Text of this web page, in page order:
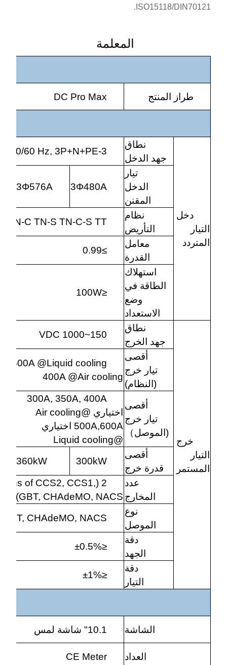
ISO15118/DIN70121.
المعلمة
طراز المنتج DC Pro Max
دخل
التيار
المتردد
نطاق
جهد الدخل
3-phase 400 VAC±10%, 50/60 Hz, 3P+N+PE
تيار
الدخل
المقنن
3Φ480A
3Φ576A
نظام
التأريض
TN-C TN-S TN-C-S TT
معامل
القدرة
≥0.99
استهلاك
الطاقة في
وضع
الاستعداد
≤100W
خرج
التيار
المستمر
نطاق
جهد الخرج
150~1000 VDC
أقصى
تيار خرج
(النظام)
600A @Liquid cooling
400A @Air cooling
أقصى
تيار خرج
(الموصل）
300A, 350A, 400A
اختياري @Air cooling
500A,600A اختياري
@Liquid cooling
أقصى
قدرة خرج
300kW
360kW
عدد
المخارج
of CCS2, CCS1,
GBT, CHAdeMO, NACS)
نوع
الموصل
CHAdeMO, NACS
دقة
الجهد
≤±0.5%
دقة
التيار
≤±1%
الشاشة 10.1" شاشة لمس
العداد CE Meter